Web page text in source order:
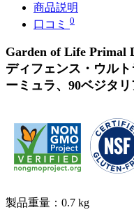
商品説明
口コミ 0
Garden of Life Primal
ディフェンス・ウル
ーミュラ、90ベジタ
製品重量：0.7 kg